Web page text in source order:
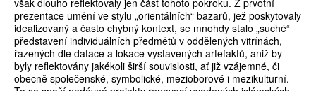
však dlouho reflektovaly jen část tohoto pokroku. Z prvotní
prezentace umění ve stylu „orientálních“ bazarů, jež poskytovaly
idealizovaný a často chybný kontext, se mnohdy stalo „suché“
představení individuálních předmětů v oddělených vitrínách,
řazených dle datace a lokace vystavených artefaktů, aniž by
byly reflektovány jakékoli širší souvislosti, ať již vzájemné, či
obecně společenské, symbolické, mezioborové i mezikulturní.